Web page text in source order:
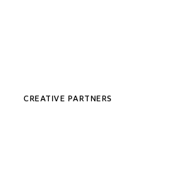
CREATIVE PARTNERS